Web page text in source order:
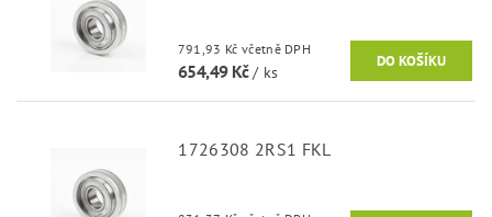
791,93 Kč včetně DPH
654,49 Kč/ ks
1726308 2RS1 FKL